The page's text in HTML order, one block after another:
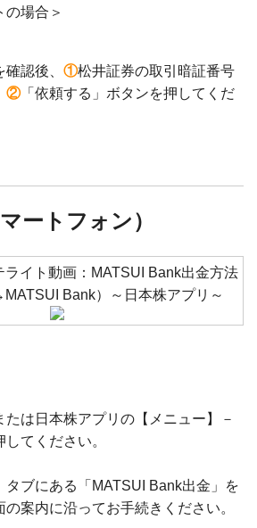
の場合＞
認後、 ①松井証券の取引暗証番号
②「依頼する」ボタンを押してくだ
ートフォン）
ライト動画：MATSUI Bank出金方法
Bank）～日本株アプリ～
たは日本株アプリの【メニュー】－
してください。
タブにある「MATSUI Bank出金」を
案内に沿ってお手続きください。